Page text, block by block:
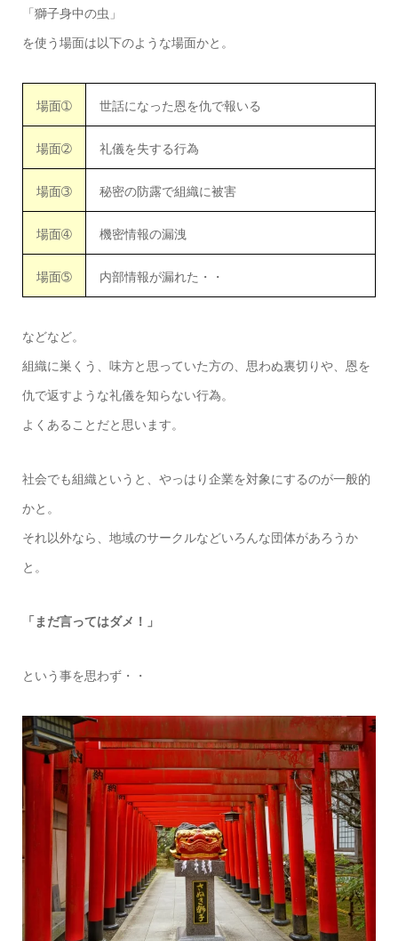
「獅子身中の虫」
を使う場面は以下のような場面かと。
場面➀ 世話になった恩を仇で報いる
場面➁ 礼儀を失する行為
場面➂ 秘密の防露で組織に被害
場面➃ 機密情報の漏洩
場面➄ 内部情報が漏れた・・
などなど。
組織に巣くう、味方と思っていた方の、思わぬ裏切りや、恩を
仇で返すような礼儀を知らない行為。
よくあることだと思います。
社会でも組織というと、やっはり企業を対象にするのが一般的
かと。
それ以外なら、地域のサークルなどいろんな団体があろうか
と。
「まだ言ってはダメ！」
という事を思わず・・